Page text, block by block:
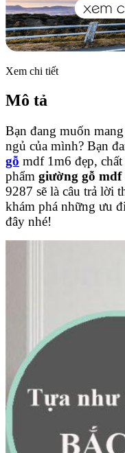
Xem chi tiết
Mô tả
Bạn đang muốn
ngủ của mình? Bạn
gỗ mdf 1m6 đẹp,
phẩm giường gỗ mdf
9287 sẽ là câu trả lời
khám phá những ưu
đây nhé!